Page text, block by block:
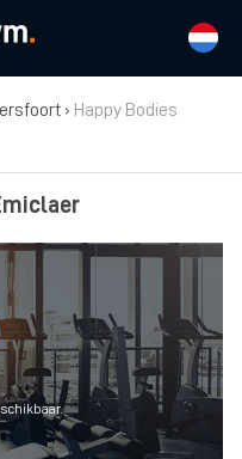
› Happy Bodies